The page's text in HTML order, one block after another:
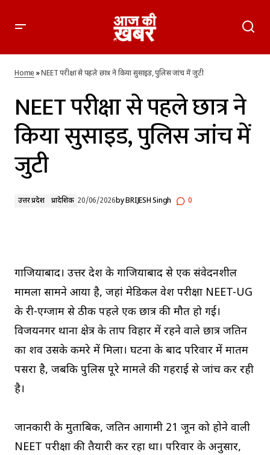
NEET परीक्षा से पहले छात्र ने किया सुसाइड, पुलिस जांच में जुटी
Home»NEET परीक्षा से पहले छात्र ने किया सुसाइड, पुलिस जांच में जुटी
NEET परीक्षा से पहले छात्र ने
किया सुसाइड, पुलिस जांच में
जुटी
उत्तर प्रदेश प्रादेशिक 20/06/2026byBRIJESH Singh 0
गाजियाबाद। उत्तर प्रदेश के गाजियाबाद से एक संवेदनशील
मामला सामने आया है, जहां मेडिकल प्रवेश परीक्षा NEET-UG
के री-एग्जाम से ठीक पहले एक छात्र की मौत हो गई।
विजयनगर थाना क्षेत्र के प्रताप विहार में रहने वाले छात्र जतिन
का शव उसके कमरे में मिला। घटना के बाद परिवार में मातम
पसरा है, जबकि पुलिस पूरे मामले की गहराई से जांच कर रही
है।
जानकारी के मुताबिक, जतिन आगामी 21 जून को होने वाली
NEET परीक्षा की तैयारी कर रहा था। परिवार के अनुसार,